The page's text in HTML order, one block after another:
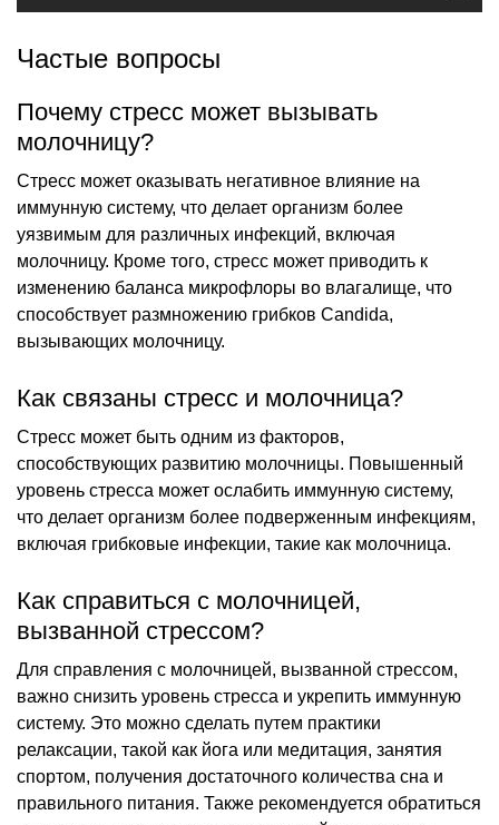
Частые вопросы
Почему стресс может вызывать
молочницу?
Стресс может оказывать негативное влияние на
иммунную систему, что делает организм более
уязвимым для различных инфекций, включая
молочницу. Кроме того, стресс может приводить к
изменению баланса микрофлоры во влагалище, что
способствует размножению грибков Candida,
вызывающих молочницу.
Как связаны стресс и молочница?
Стресс может быть одним из факторов,
способствующих развитию молочницы. Повышенный
уровень стресса может ослабить иммунную систему,
что делает организм более подверженным инфекциям,
включая грибковые инфекции, такие как молочница.
Как справиться с молочницей,
вызванной стрессом?
Для справления с молочницей, вызванной стрессом,
важно снизить уровень стресса и укрепить иммунную
систему. Это можно сделать путем практики
релаксации, такой как йога или медитация, занятия
спортом, получения достаточного количества сна и
правильного питания. Также рекомендуется обратиться